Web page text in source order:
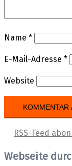
Name *
E-Mail-Adresse *
Website
RSS-Feed
Webseite